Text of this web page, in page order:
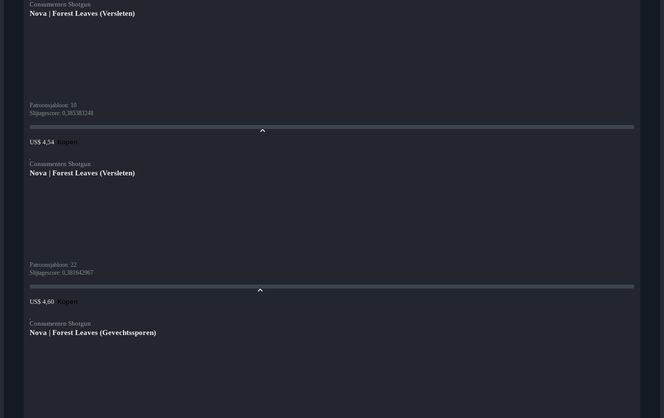
Consumenten Shotgun
Nova | Forest Leaves (Versleten)
Patroonsjabloon: 10
Slijtagescore: 0,385383248
US$ 4,54 Kopen
Consumenten Shotgun
Nova | Forest Leaves (Versleten)
Patroonsjabloon: 22
Slijtagescore: 0,381642967
US$ 4,60 Kopen
Consumenten Shotgun
Nova | Forest Leaves (Gevechtssporen)